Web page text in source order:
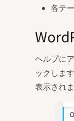
各テ
ヘルプに
ックしま
表示されま